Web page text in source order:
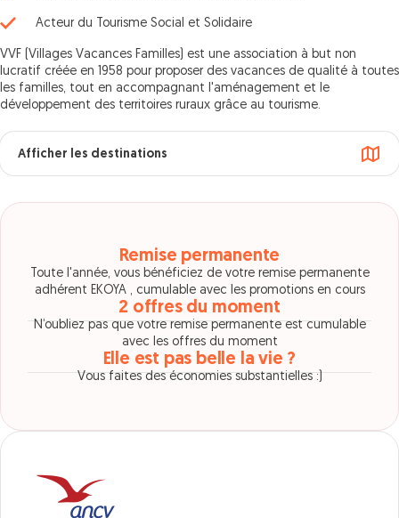
Acteur du Tourisme Social et Solidaire
VVF (Villages Vacances Familles) est une association à but non
lucratif créée en 1958 pour proposer des vacances de qualité à toutes
les familles, tout en accompagnant l'aménagement et le
développement des territoires ruraux grâce au tourisme.
Afficher les destinations
Remise permanente
Toute l'année, vous bénéficiez de votre remise permanente
adhérent EKOYA , cumulable avec les promotions en cours
2 offres du moment
N’oubliez pas que votre remise permanente est cumulable
avec les offres du moment
Elle est pas belle la vie ?
Vous faites des économies substantielles :)